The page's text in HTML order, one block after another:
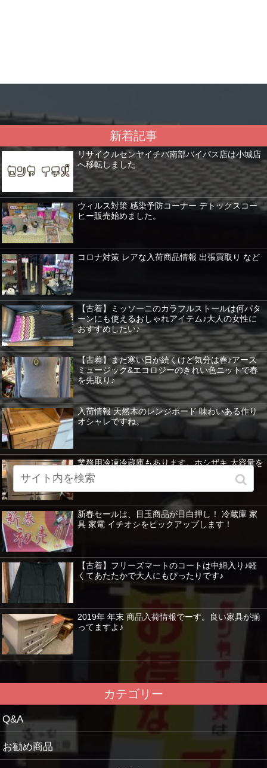
新着記事
リサイクルセンヤイチバ南部バイパス店は小城店
へ移転しました
ウィルス対策 感染予防コーナー デトックスコー
ヒー販売始めました。
コロナ対策 レアな入荷商品情報 出張買取り など
【古着】ミッソーニのカラフルストールは何パタ
ーンにも使えるおしゃれアイテム♪大人の女性に
おすすめしたい♪
【古着】まだ寒い日が続くけど気分は春♪アース
ミュージック&エコロジーのきれい色ニットで春
を先取り♪
入荷情報 天然木のレンジボード 味わいある作り
オシャレですね。
業務用冷凍冷蔵庫もあります。ホシザキ 大容量を
紹介 暖房器具など特価！
新春セールは、目玉商品が目白押し！ 冷蔵庫 家
具 家電 イチオシをピックアップします！
【古着】フリーズマートのコートは中綿入り♪軽
くてあたたかで大人にもぴったりです♪
2019年 年末 商品入荷情報でーす。良い家具が揃
ってますよ♪
カテゴリー
Q&A
お勧め商品